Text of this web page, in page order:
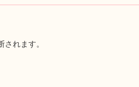
れます。